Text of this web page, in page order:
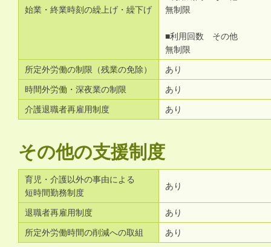
始業・終業時刻の繰上げ・繰下げ
無制限
■利用回数 その他
無制限
所定外労働の制限（残業の免除） あり
時間外労働・深夜業の制限 あり
介護退職者再雇用制度 あり
その他の支援制度
育児・介護以外の事由による
短時間勤務制度
あり
退職者再雇用制度 あり
所定外労働時間の削減への取組 あり